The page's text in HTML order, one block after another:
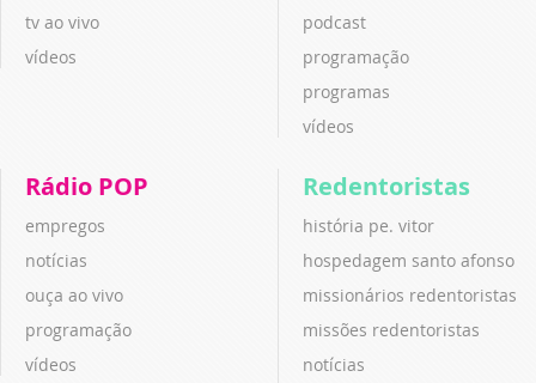
tv ao vivo
vídeos
podcast
programação
programas
vídeos
Rádio POP
empregos
notícias
ouça ao vivo
programação
vídeos
Redentoristas
história pe. vitor
hospedagem santo afonso
missionários redentoristas
missões redentoristas
notícias